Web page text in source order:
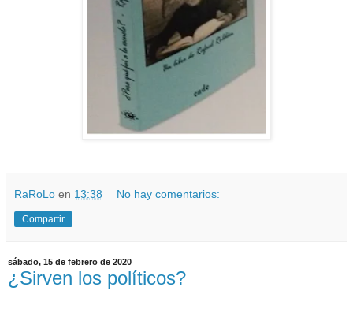
RaRoLo en 13:38 No hay comentarios:
Compartir
sábado, 15 de febrero de 2020
¿Sirven los políticos?